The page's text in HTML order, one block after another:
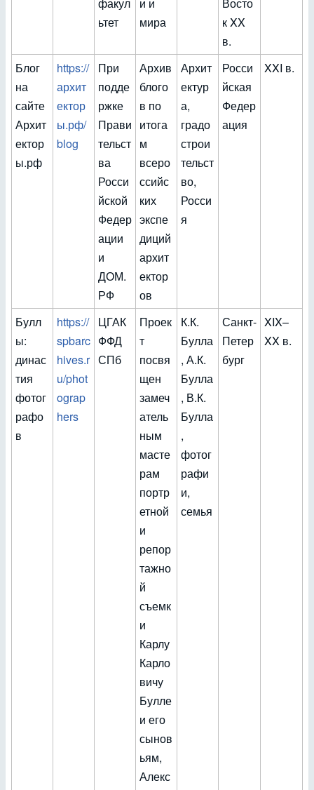
ьтет
мира
к XX
в.
Блог
на
сайте
Архит
ектор
ы.рф
https://
архит
ектор
ы.рф/
blog
При
подде
ржке
Прави
тельст
ва
Росси
йской
Федер
ации
и
ДОМ.
РФ
Архив
блого
в по
итога
м
всеро
ссийс
ких
экспе
диций
архит
ектор
ов
Архит
ектур
а,
градо
строи
тельст
во,
Росси
я
Росси
йская
Федер
ация
XXI в.
Булл
ы:
динас
тия
фотог
рафо
в
https://
spbarc
hives.r
u/phot
ograp
hers
ЦГАК
ФФД
СПб
Проек
т
посвя
щен
замеч
атель
ным
масте
рам
портр
етной
и
репор
тажно
й
съемк
и
Карлу
Карло
вичу
Булле
и его
сынов
ьям,
Алекс
К.К.
Булла
, А.К.
Булла
, В.К.
Булла
,
фотог
рафи
и,
семья
Санкт-
Петер
бург
XIX–
XX в.